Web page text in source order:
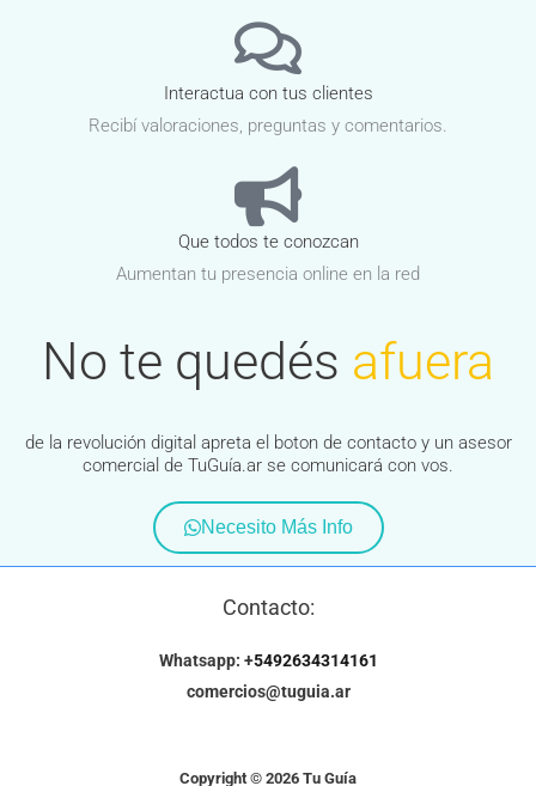
Interactua con tus clientes
Recibí valoraciones, preguntas y comentarios.
Que todos te conozcan
Aumentan tu presencia online en la red
No te quedés afuera
de la revolución digital apreta el boton de contacto y un asesor
comercial de TuGuía.ar se comunicará con vos.
Necesito Más Info
Contacto:
Whatsapp: +5492634314161
comercios@tuguia.ar
Copyright © 2026 Tu Guía